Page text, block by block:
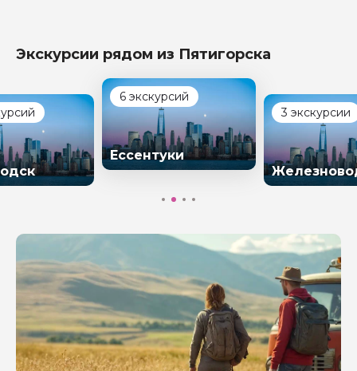
Экскурсии рядом из Пятигорска
6 экскурсий
Ессентуки
3 экскурсии